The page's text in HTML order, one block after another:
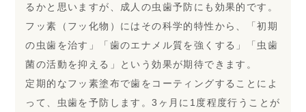
るかと思いますが、成人の虫歯予防にも効果的です。
フッ素（フッ化物）にはその科学的特性から、「初期
の虫歯を治す」「歯のエナメル質を強くする」「虫歯
菌の活動を抑える」という効果が期待できます。
定期的なフッ素塗布で歯をコーティングすることによ
って、虫歯を予防します。3ヶ月に1度程度行うことが